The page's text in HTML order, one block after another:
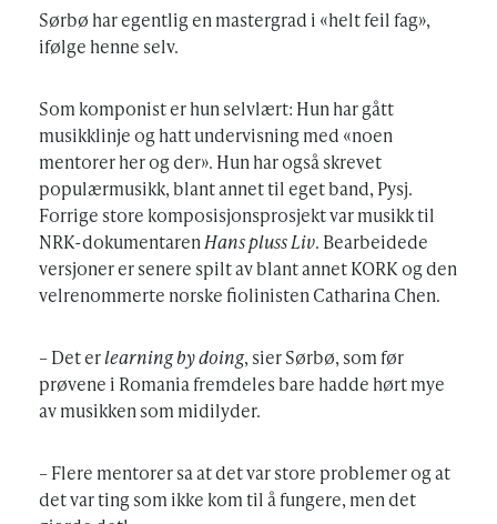
Sørbø har egentlig en mastergrad i «helt feil fag»,
ifølge henne selv.
Som komponist er hun selvlært: Hun har gått
musikklinje og hatt undervisning med «noen
mentorer her og der». Hun har også skrevet
populærmusikk, blant annet til eget band, Pysj.
Forrige store komposisjonsprosjekt var musikk til
NRK-dokumentarenHans pluss Liv. Bearbeidede
versjoner er senere spilt av blant annet KORK og den
velrenommerte norske fiolinisten Catharina Chen.
– Det erlearning by doing, sier Sørbø, som før
prøvene i Romania fremdeles bare hadde hørt mye
av musikken som midilyder.
– Flere mentorer sa at det var store problemer og at
det var ting som ikke kom til å fungere, men det